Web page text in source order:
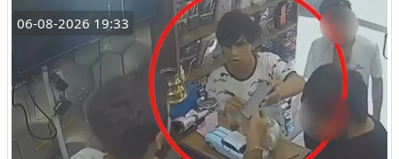
06-08-2026 19:33